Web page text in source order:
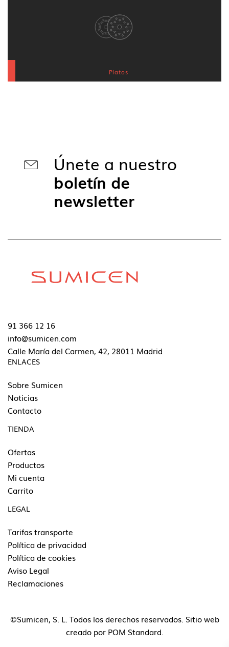
Platos
Únete a nuestro
boletín de
newsletter
91 366 12 16
info@sumicen.com
Calle María del Carmen, 42, 28011 Madrid
ENLACES
Sobre Sumicen
Noticias
Contacto
TIENDA
Ofertas
Productos
Mi cuenta
Carrito
LEGAL
Tarifas transporte
Política de privacidad
Política de cookies
Aviso Legal
Reclamaciones
©Sumicen, S. L. Todos los derechos reservados. Sitio web
creado por POM Standard.